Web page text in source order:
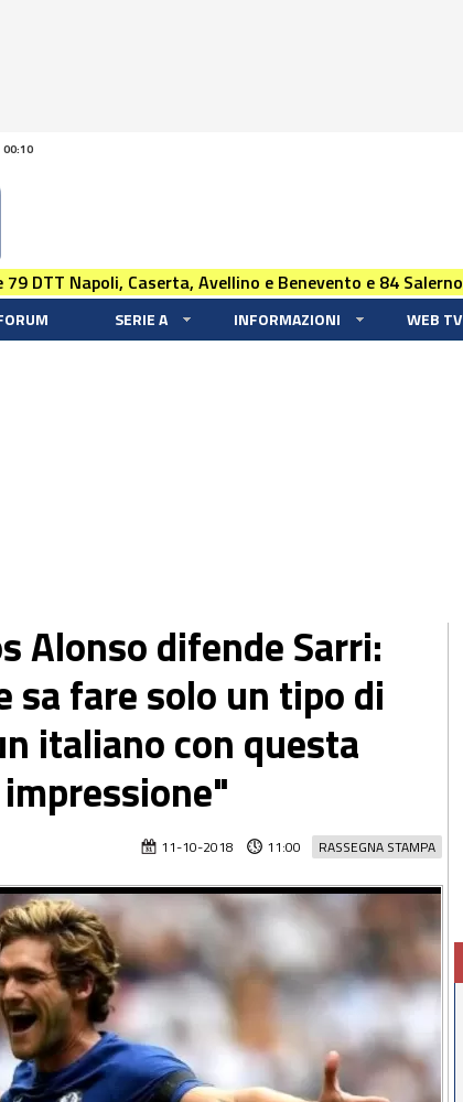
DTT Napoli, Caserta, Avellino e Benevento e 84 Salerno
SERIE A INFORMAZIONI WEB TV
Alonso difende Sarri:
sa fare solo un tipo di
italiano con questa
RASSEGNA STAMPA
11-10-2018 11:00